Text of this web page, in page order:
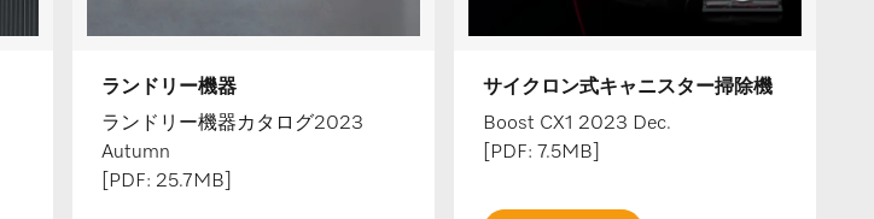
ランドリー機器
ランドリー機器カタログ2023
Autumn
[PDF: 25.7MB]
サイクロン式キャニスター掃除機
Boost CX1 2023 Dec.
[PDF: 7.5MB]